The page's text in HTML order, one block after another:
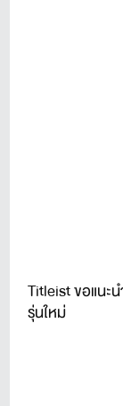
Titleist ขอแนะ
รุ่นใหม่